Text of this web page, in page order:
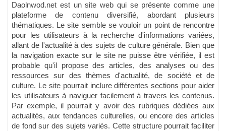
Daolnwod.net est un site web qui se présente comme une
plateforme de contenu diversifié, abordant plusieurs
thématiques. Le site semble se vouloir un point de rencontre
pour les utilisateurs à la recherche d'informations variées,
allant de l'actualité à des sujets de culture générale. Bien que
la navigation exacte sur le site ne puisse être vérifiée, il est
probable qu'il propose des articles, des analyses ou des
ressources sur des thèmes d'actualité, de société et de
culture. Le site pourrait inclure différentes sections pour aider
les utilisateurs à naviguer facilement à travers les contenus.
Par exemple, il pourrait y avoir des rubriques dédiées aux
actualités, aux tendances culturelles, ou encore des articles
de fond sur des sujets variés. Cette structure pourrait faciliter